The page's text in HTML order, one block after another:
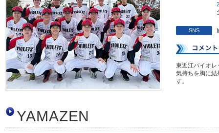
SNS
東近江バイオレ
気持ちを胸に結
す。
YAMAZEN